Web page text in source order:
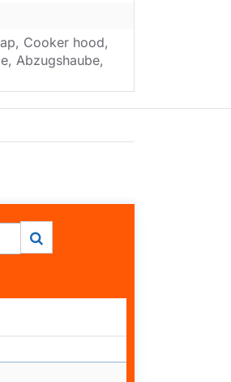
Cooker hood,
Abzugshaube,